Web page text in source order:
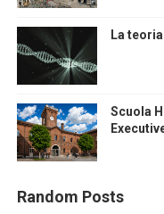
La
Scuola
Random Posts